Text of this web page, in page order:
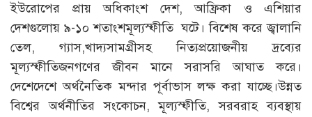
ইউরোপের প্রায় অধিকাংশ দেশ, আফ্রিকা ও এশিয়ার
দেশগুলোয় ৯-১০ শতাংশমূল্যস্ফীতি ঘটে। বিশেষ করে জ্বালানি
তেল, গ্যাস,খাদ্যসামগ্রীসহ নিত্যপ্রয়োজনীয় দ্রব্যের
মূল্যস্ফীতিজনগণের জীবন মানে সরাসরি আঘাত করে।
দেশেদেশে অর্থনৈতিক মন্দার পূর্বাভাস লক্ষ করা যাচ্ছে।উন্নত
বিশ্বের অর্থনীতির সংকোচন, মূল্যস্ফীতি, সরবরাহ ব্যবস্থায়